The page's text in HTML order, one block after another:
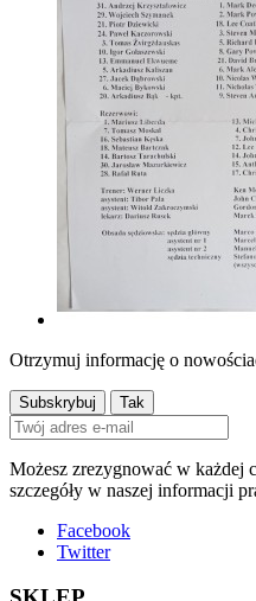
Otrzymuj informację o
Możesz zrezygnować w każdej
szczegóły w naszej informacji
Facebook
Twitter